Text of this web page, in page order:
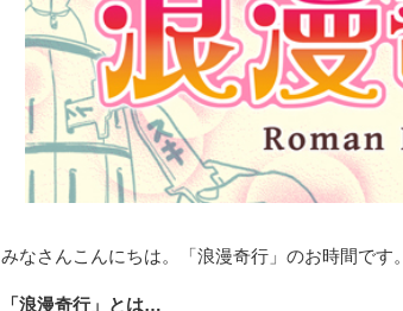
みなさんこんにちは。「浪漫奇行」のお時間です。
「浪漫奇行」とは…